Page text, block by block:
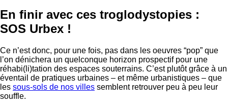
En finir avec ces troglodystopies :
SOS Urbex !
Ce n’est donc, pour une fois, pas dans les oeuvres “pop” que
l’on dénichera un quelconque horizon prospectif pour une
réhabi(li)tation des espaces souterrains. C’est plutôt grâce à un
éventail de pratiques urbaines – et même urbanistiques – que
les sous-sols de nos villes semblent retrouver peu à peu leur
souffle.